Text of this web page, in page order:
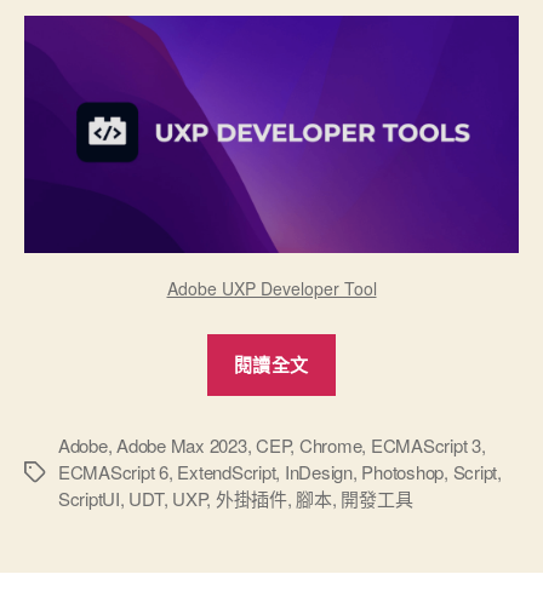
Adobe UXP Developer Tool
閱讀全文
開
發
平
UXP”
標
Adobe,Adobe Max 2023,CEP, Chrome, ECMAScript 3,
ECMAScript 6, ExtendScript, InDesign, Photoshop, Script,
ScriptUI, UDT, UXP, 外掛插件, 腳本, 開發工具